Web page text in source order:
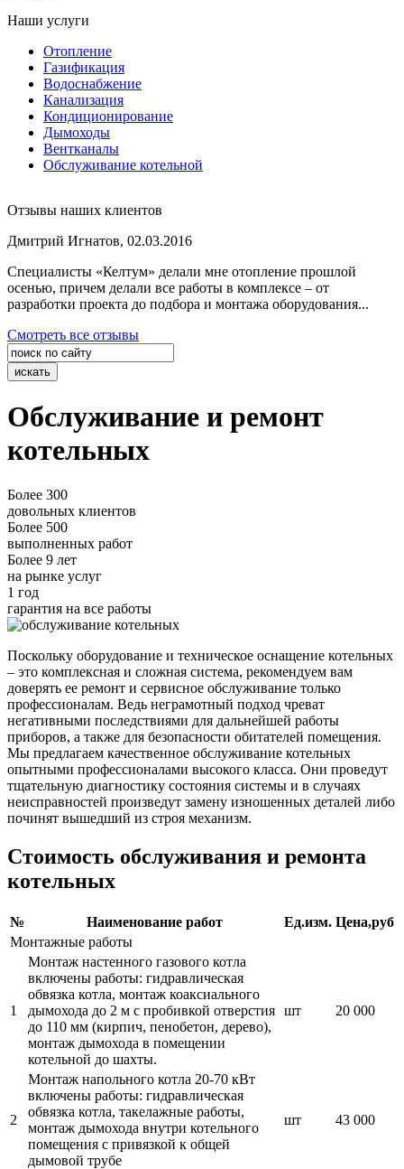
Наши услуги
Отопление
Газификация
Водоснабжение
Канализация
Кондиционирование
Дымоходы
Вентканалы
Обслуживание котельной
Отзывы наших клиентов
Дмитрий Игнатов, 02.03.2016
Специалисты «Келтум» делали мне отопление прошлой
осенью, причем делали все работы в комплексе – от
разработки проекта до подбора и монтажа оборудования...
Смотреть все отзывы
Обслуживание и ремонт
котельных
Более 300
довольных клиентов
Более 500
выполненных работ
Более 9 лет
на рынке услуг
1 год
гарантия на все работы
Поскольку оборудование и техническое оснащение котельных
– это комплексная и сложная система, рекомендуем вам
доверять ее ремонт и сервисное обслуживание только
профессионалам. Ведь неграмотный подход чреват
негативными последствиями для дальнейшей работы
приборов, а также для безопасности обитателей помещения.
Мы предлагаем качественное обслуживание котельных
опытными профессионалами высокого класса. Они проведут
тщательную диагностику состояния системы и в случаях
неисправностей произведут замену изношенных деталей либо
починят вышедший из строя механизм.
Стоимость обслуживания и ремонта
котельных
№ Наименование работ Ед.изм. Цена,руб
Монтажные работы
1
Монтаж настенного газового котла
включены работы: гидравлическая
обвязка котла, монтаж коаксиального
дымохода до 2 м с пробивкой отверстия
до 110 мм (кирпич, пенобетон, дерево),
монтаж дымохода в помещении
котельной до шахты.
шт 20 000
2
Монтаж напольного котла 20-70 кВт
включены работы: гидравлическая
обвязка котла, такелажные работы,
монтаж дымохода внутри котельного
помещения с привязкой к общей
дымовой трубе
шт 43 000